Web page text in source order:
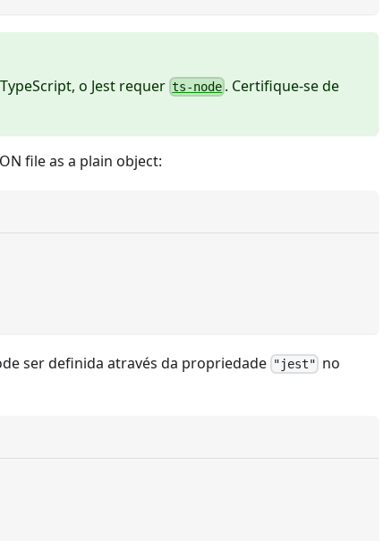
o Jest requer ts-node . Certifique-se de
file as a plain object:
ser definida através da propriedade "jest" no